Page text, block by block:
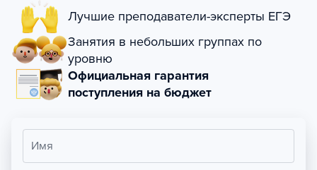
Лучшие преподаватели-эксперты ЕГЭ
Занятия в небольших группах по
уровню
Официальная гарантия
поступления на бюджет
Имя